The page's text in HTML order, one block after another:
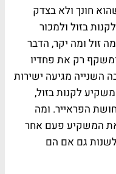
חונך ולא בצדק
בזול ולמכור
זול ומה יקר, הדבר
רק את פחדיו
השנייה מגיעה ישירות
לקנות בזול,
הפראייר. ומה
המשקיע פעם אחר
גם אם הם